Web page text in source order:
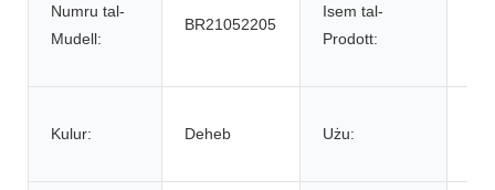
Numru tal-
Mudell:
BR21052205
Isem tal-
Prodott:
Kulur: Deheb Użu: